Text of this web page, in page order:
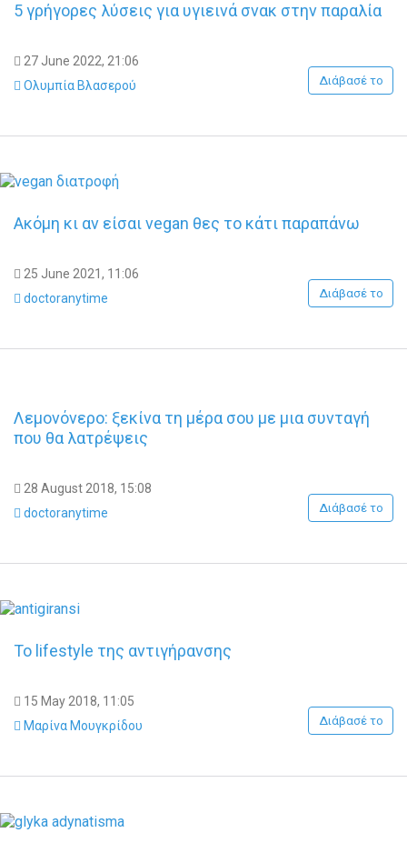
5 γρήγορες λύσεις για υγιεινά σνακ στην παραλία
27 June 2022, 21:06
Ολυμπία Βλασερού
Διάβασέ το
Ακόμη κι αν είσαι vegan θες το κάτι παραπάνω
25 June 2021, 11:06
doctoranytime
Διάβασέ το
Λεμονόνερο: ξεκίνα τη μέρα σου με μια συνταγή
που θα λατρέψεις
28 August 2018, 15:08
doctoranytime
Διάβασέ το
Το lifestyle της αντιγήρανσης
15 May 2018, 11:05
Μαρίνα Μουγκρίδου
Διάβασέ το